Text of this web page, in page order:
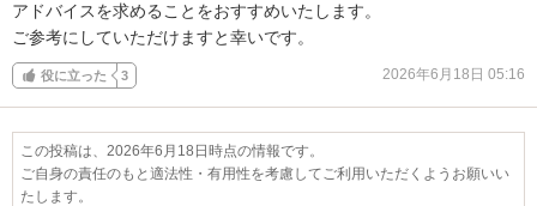
アドバイスを求めることをおすすめいたします。
ご参考にしていただけますと幸いです。
役に立った 3 2026年6月18日 05:16
この投稿は、2026年6月18日時点の情報です。
ご自身の責任のもと適法性・有用性を考慮してご利用いただくようお願いい
たします。